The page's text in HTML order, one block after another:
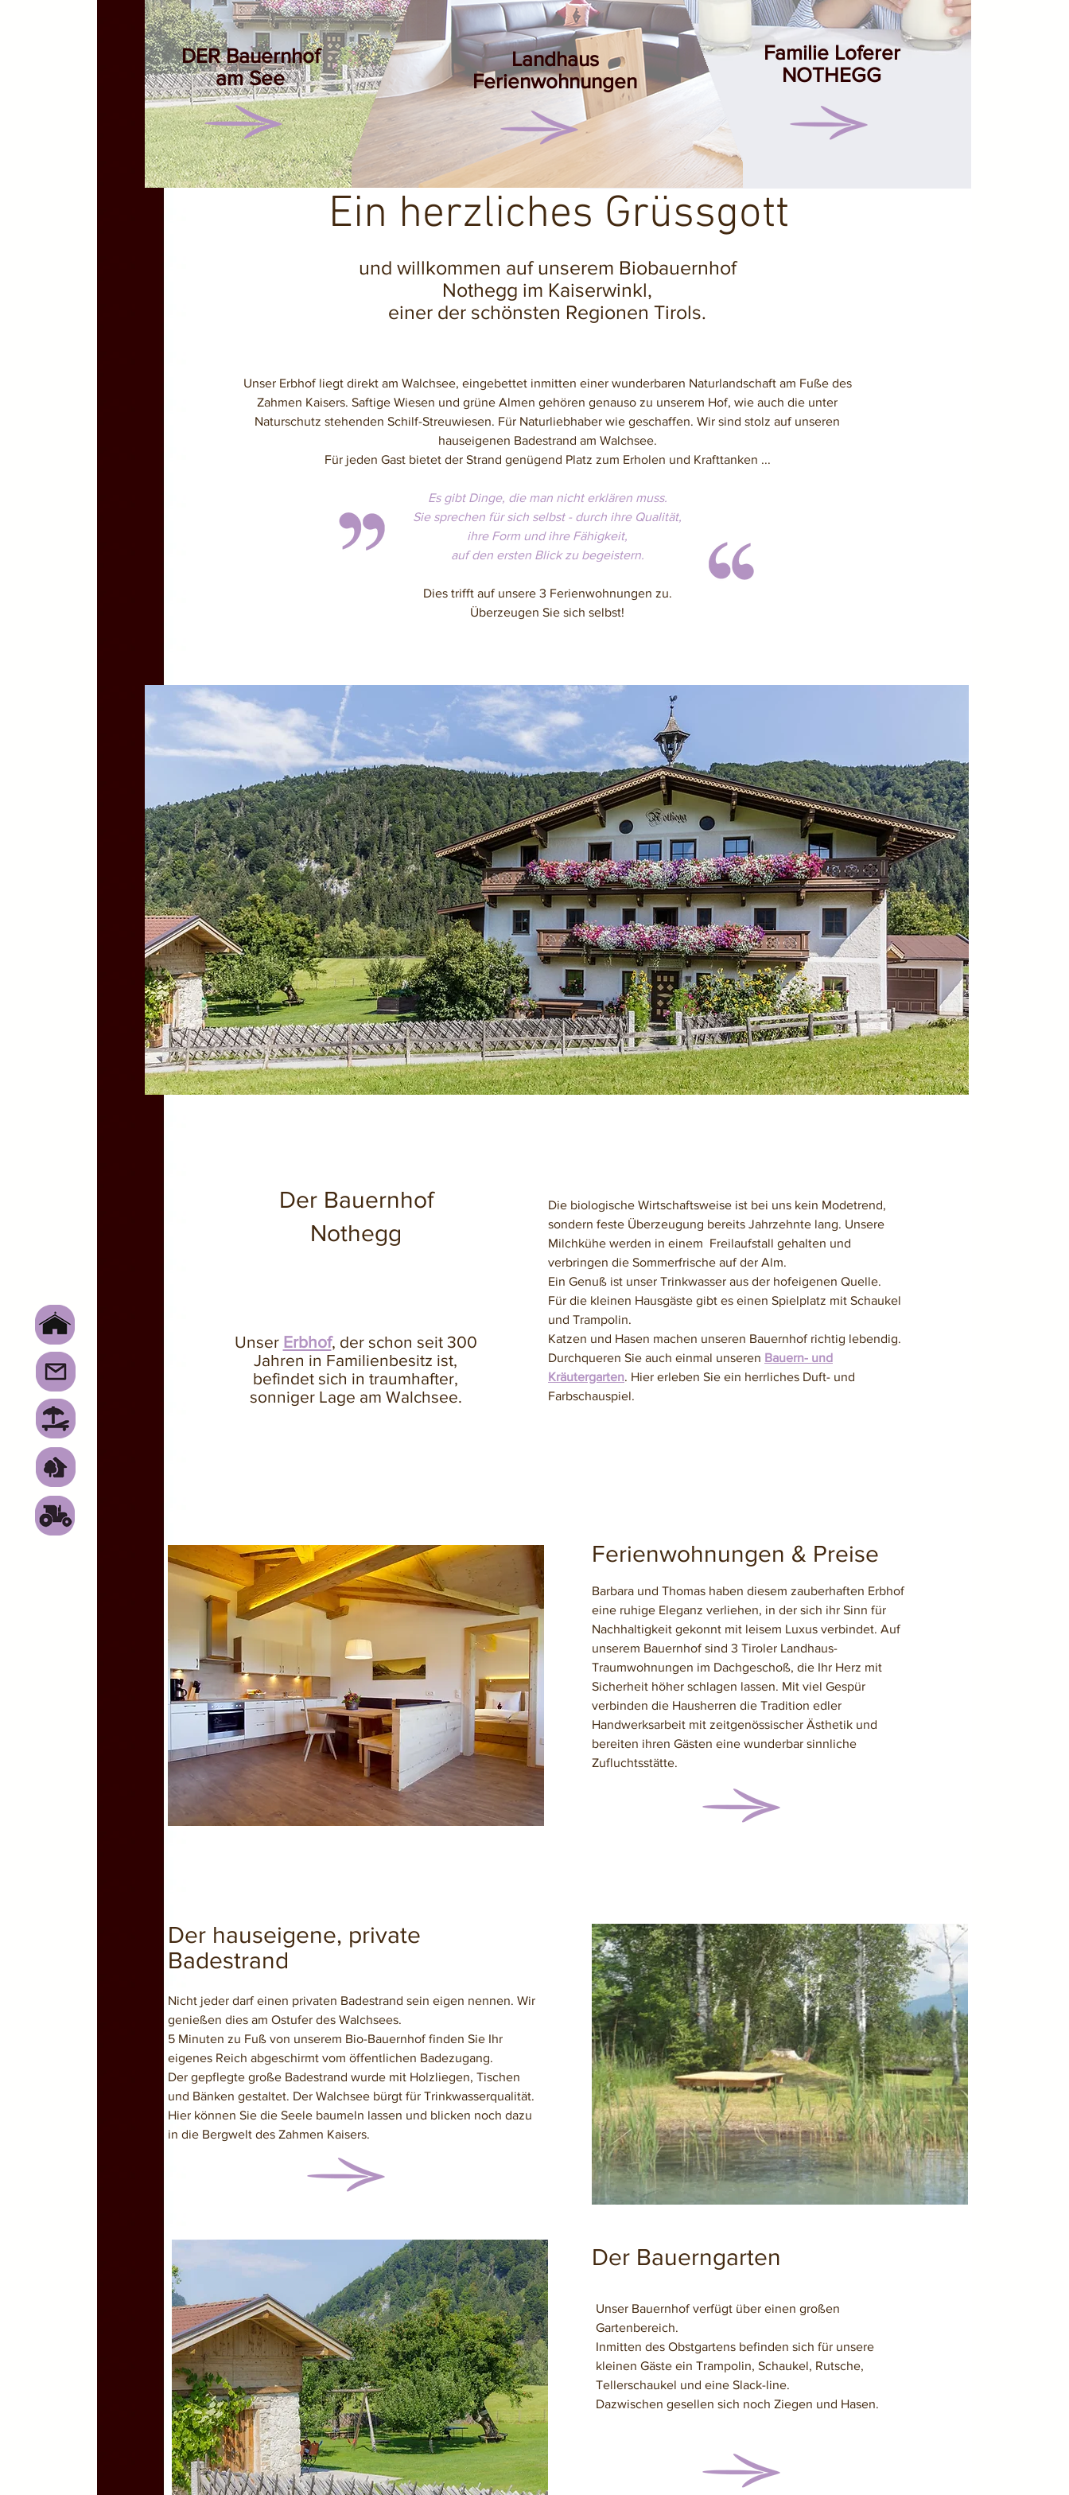
DERBauernhof
am See
Familie Loferer
NOTHEGG
Landhaus
Ferienwohnungen
Ein herzliches Grüssgott
und willkommen auf unserem Biobauernhof
Nothegg im Kaiserwinkl,
einer der schönsten Regionen Tirols.
Unser Erbhof liegt direkt am Walchsee, eingebettet inmitten einer wunderbaren Naturlandschaft am Fuße des
Zahmen Kaisers. Saftige Wiesen und grüne Almen gehören genauso zu unserem Hof, wie auch die unter
Naturschutz stehenden Schilf-Streuwiesen. Für Naturliebhaber wie geschaffen. Wir sind stolz auf unseren
hauseigenen Badestrand am Walchsee.
Für jeden Gast bietet der Strand genügend Platz zum Erholen und Krafttanken ...
Es gibt Dinge, die man nicht erklären muss.
Sie sprechen für sich selbst - durch ihre Qualität,
ihre Form und ihre Fähigkeit,
auf den ersten Blick zu begeistern.
Dies trifft auf unsere 3 Ferienwohnungen zu.
Überzeugen Sie sich selbst!
Der Bauernhof
Nothegg
Unser Erbhof, der schon seit 300
Jahren in Familienbesitz ist,
befindet sich in traumhafter,
sonniger Lage am Walchsee.
Die biologische Wirtschaftsweise ist bei uns kein Modetrend,
sondern feste Überzeugung bereits Jahrzehnte lang. Unsere
Milchkühe werden in einem Freilaufstall gehalten und
verbringen die Sommerfrische auf der Alm.
Ein Genuß ist unser Trinkwasser aus der hofeigenen Quelle.
Für die kleinen Hausgäste gibt es einen Spielplatz mit Schaukel
und Trampolin.
Katzen und Hasen machen unseren Bauernhof richtig lebendig.
Durchqueren Sie auch einmal unseren Bauern- und
Kräutergarten. Hier erleben Sie ein herrliches Duft- und
Farbschauspiel.
Ferienwohnungen & Preise
Barbara und Thomas haben diesem zauberhaften Erbhof
eine ruhige Eleganz verliehen, in der sich ihr Sinn für
Nachhaltigkeit gekonnt mit leisem Luxus verbindet. Auf
unserem Bauernhof sind 3 Tiroler Landhaus-
Traumwohnungen im Dachgeschoß, die Ihr Herz mit
Sicherheit höher schlagen lassen. Mit viel Gespür
verbinden die Hausherren die Tradition edler
Handwerksarbeit mit zeitgenössischer Ästhetik und
bereiten ihren Gästen eine wunderbar sinnliche
Zufluchtsstätte.
Der hauseigene, private
Badestrand
Nicht jeder darf einen privaten Badestrand sein eigen nennen. Wir
genießen dies am Ostufer des Walchsees.
5 Minuten zu Fuß von unserem Bio-Bauernhof finden Sie Ihr
eigenes Reich abgeschirmt vom öffentlichen Badezugang.
Der gepflegte große Badestrand wurde mit Holzliegen, Tischen
und Bänken gestaltet. Der Walchsee bürgt für Trinkwasserqualität.
Hier können Sie die Seele baumeln lassen und blicken noch dazu
in die Bergwelt des Zahmen Kaisers.
Der Bauerngarten
Unser Bauernhof verfügt über einen großen
Gartenbereich.
Inmitten des Obstgartens befinden sich für unsere
kleinen Gäste ein Trampolin, Schaukel, Rutsche,
Tellerschaukel und eine Slack-line.
Dazwischen gesellen sich noch Ziegen und Hasen.